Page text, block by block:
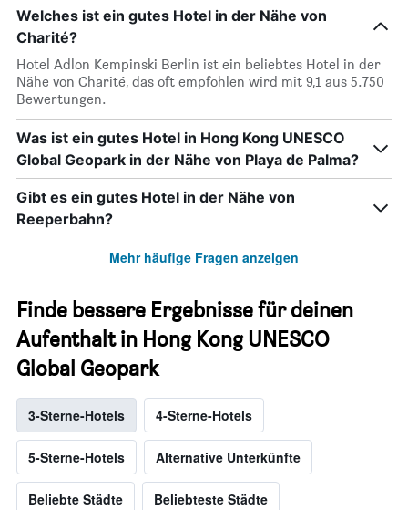
Welches ist ein gutes Hotel in der Nähe von
Charité?
Hotel Adlon Kempinski Berlin ist ein beliebtes Hotel in der
Nähe von Charité, das oft empfohlen wird mit 9,1 aus 5.750
Bewertungen.
Was ist ein gutes Hotel in Hong Kong UNESCO
Global Geopark in der Nähe von Playa de Palma?
Gibt es ein gutes Hotel in der Nähe von
Reeperbahn?
Mehr häufige Fragen anzeigen
Finde bessere Ergebnisse für deinen
Aufenthalt in Hong Kong UNESCO
Global Geopark
3-Sterne-Hotels 4-Sterne-Hotels
5-Sterne-Hotels Alternative Unterkünfte
Beliebte Städte Beliebteste Städte